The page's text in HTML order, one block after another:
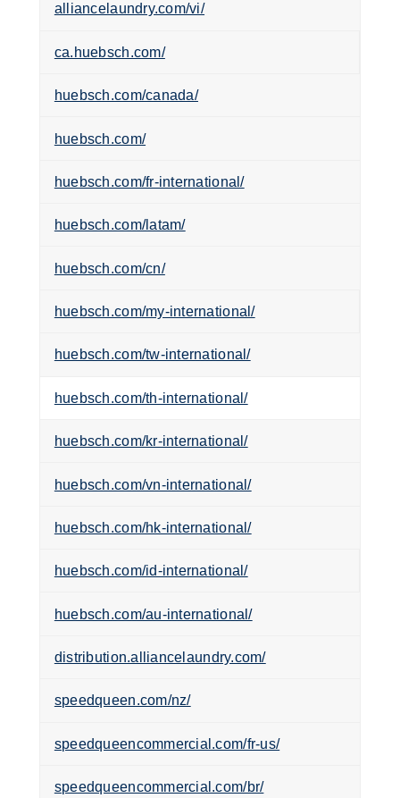
alliancelaundry.com/vi/
ca.huebsch.com/
huebsch.com/canada/
huebsch.com/
huebsch.com/fr-international/
huebsch.com/latam/
huebsch.com/cn/
huebsch.com/my-international/
huebsch.com/tw-international/
huebsch.com/th-international/
huebsch.com/kr-international/
huebsch.com/vn-international/
huebsch.com/hk-international/
huebsch.com/id-international/
huebsch.com/au-international/
distribution.alliancelaundry.com/
speedqueen.com/nz/
speedqueencommercial.com/fr-us/
speedqueencommercial.com/br/